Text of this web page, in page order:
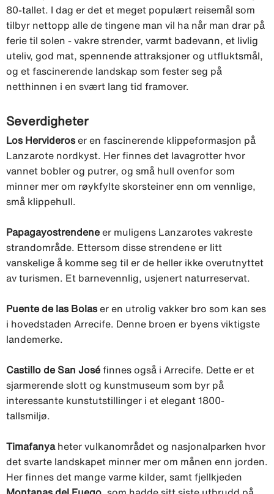
80-tallet. I dag er det et meget populært reisemål som
tilbyr nettopp alle de tingene man vil ha når man drar på
ferie til solen - vakre strender, varmt badevann, et livlig
uteliv, god mat, spennende attraksjoner og utfluktsmål,
og et fascinerende landskap som fester seg på
netthinnen i en svært lang tid framover.
Severdigheter
Los Hervideros er en fascinerende klippeformasjon på
Lanzarote nordkyst. Her finnes det lavagrotter hvor
vannet bobler og putrer, og små hull ovenfor som
minner mer om røykfylte skorsteiner enn om vennlige,
små klippehull.
Papagayostrendene er muligens Lanzarotes vakreste
strandområde. Ettersom disse strendene er litt
vanskelige å komme seg til er de heller ikke overutnyttet
av turismen. Et barnevennlig, usjenert naturreservat.
Puente de las Bolas er en utrolig vakker bro som kan ses
i hovedstaden Arrecife. Denne broen er byens viktigste
landemerke.
Castillo de San José finnes også i Arrecife. Dette er et
sjarmerende slott og kunstmuseum som byr på
interessante kunstutstillinger i et elegant 1800-
tallsmiljø.
Timafanya heter vulkanområdet og nasjonalparken hvor
det svarte landskapet minner mer om månen enn jorden.
Her finnes det mange varme kilder, samt fjellkjeden